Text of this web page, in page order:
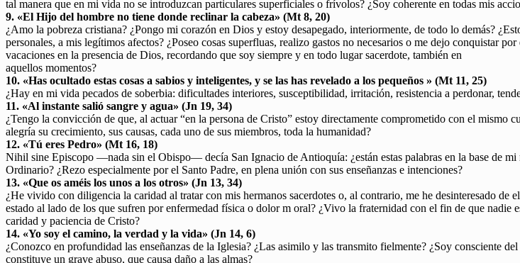
tal manera que en mi vida no se introduzcan particulares superficiales o frívolos? ¿Soy coherente en todas mis
9. «El Hijo del hombre no tiene donde reclinar la cabeza» (Mt 8, 20)
¿Amo la pobreza cristiana? ¿Pongo mi corazón en Dios y estoy desapegado, interiormente, de todo lo demás?
personales, a mis legítimos afectos? ¿Poseo cosas superfluas, realizo gastos no necesarios o me dejo conquistar
vacaciones en la presencia de Dios, recordando que soy siempre y en todo lugar sacerdote, también en
aquellos momentos?
10. «Has ocultado estas cosas a sabios y inteligentes, y se las has revelado a los pequeños » (Mt 11, 25)
¿Hay en mi vida pecados de soberbia: dificultades interiores, susceptibilidad, irritación, resistencia a perdonar,
11. «Al instante salió sangre y agua» (Jn 19, 34)
¿Tengo la convicción de que, al actuar “en la persona de Cristo” estoy directamente comprometido con el
alegría su crecimiento, sus causas, cada uno de sus miembros, toda la humanidad?
12. «Tú eres Pedro» (Mt 16, 18)
Nihil sine Episcopo —nada sin el Obispo— decía San Ignacio de Antioquía: ¿están estas palabras en la base de
Ordinario? ¿Rezo especialmente por el Santo Padre, en plena unión con sus enseñanzas e intenciones?
13. «Que os améis los unos a los otros» (Jn 13, 34)
¿He vivido con diligencia la caridad al tratar con mis hermanos sacerdotes o, al contrario, me he desinteresado
estado al lado de los que sufren por enfermedad física o dolor m oral? ¿Vivo la fraternidad con el fin de que nadie
caridad y paciencia de Cristo?
14. «Yo soy el camino, la verdad y la vida» (Jn 14, 6)
¿Conozco en profundidad las enseñanzas de la Iglesia? ¿Las asimilo y las transmito fielmente? ¿Soy consciente
constituye un grave abuso, que causa daño a las almas?